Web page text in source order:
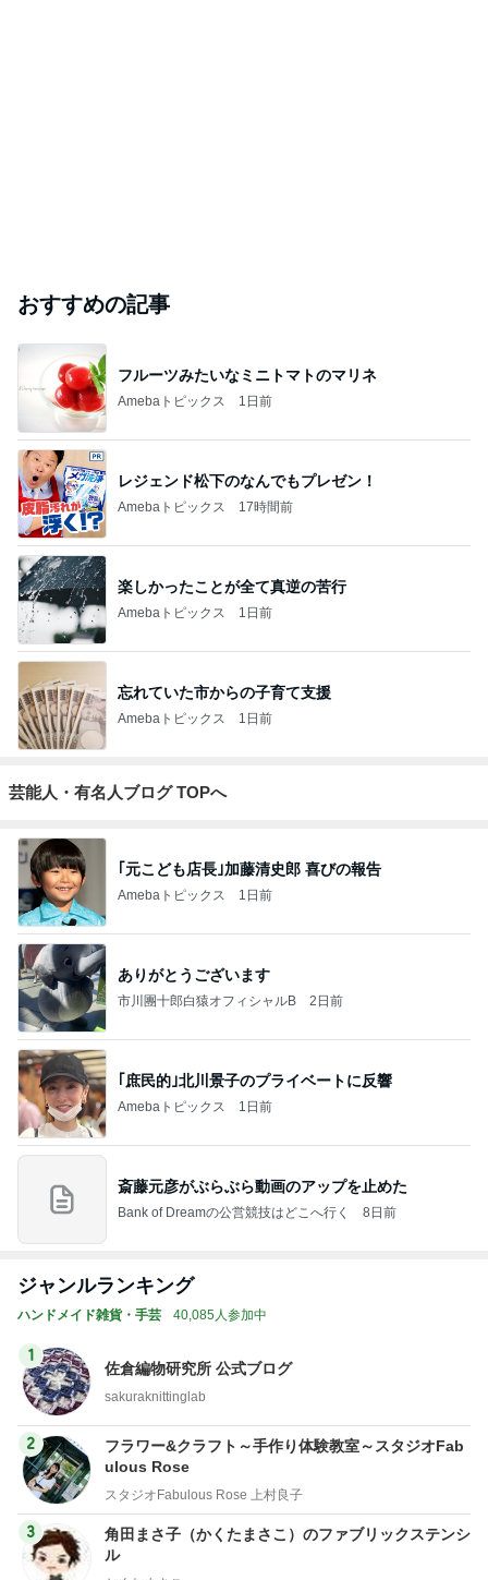
おすすめの記事
フルーツみたいなミニトマトのマリネ
Amebaトピックス 1日前
レジェンド松下のなんでもプレゼン！
Amebaトピックス 17時間前
楽しかったことが全て真逆の苦行
Amebaトピックス 1日前
忘れていた市からの子育て支援
Amebaトピックス 1日前
芸能人・有名人ブログ TOPへ
｢元こども店長｣加藤清史郎 喜びの報告
Amebaトピックス 1日前
ありがとうございます
市川團十郎白猿オフィシャルB 2日前
｢庶民的｣北川景子のプライベートに反響
Amebaトピックス 1日前
斎藤元彦がぶらぶら動画のアップを止めた
Bank of Dreamの公営競技はどこへ行く 8日前
ジャンルランキング
ハンドメイド雑貨・手芸 40,085人参加中
1
佐倉編物研究所 公式ブログ
sakuraknittinglab
2
フラワー&クラフト～手作り体験教室～スタジオFab
ulous Rose
スタジオFabulous Rose 上村良子
3
角田まさ子（かくたまさこ）のファブリックステンシ
ル